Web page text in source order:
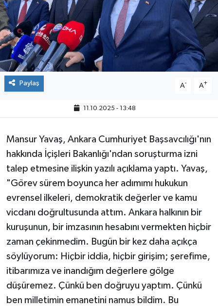
Paylaş A- A+
11.10.2025 - 13:48
Mansur Yavaş, Ankara Cumhuriyet Başsavcılığı'nın
hakkında İçişleri Bakanlığı'ndan soruşturma izni
talep etmesine ilişkin yazılı açıklama yaptı. Yavaş,
"Görev sürem boyunca her adımımı hukukun
evrensel ilkeleri, demokratik değerler ve kamu
vicdanı doğrultusunda attım. Ankara halkının bir
kuruşunun, bir imzasının hesabını vermekten hiçbir
zaman çekinmedim. Bugün bir kez daha açıkça
söylüyorum: Hiçbir iddia, hiçbir girişim; şerefime,
itibarımıza ve inandığım değerlere gölge
düşüremez. Çünkü ben doğruyu yaptım. Çünkü
ben milletimin emanetini namus bildim. Bu